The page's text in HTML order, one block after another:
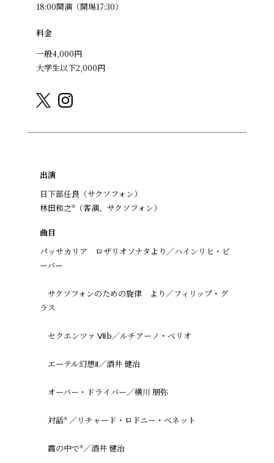
18:00開演（開場17:30）
料金
一般4,000円
大学生以下2,000円
出演
日下部任良（サクソフォン）
林田和之*（客演、サクソフォン）
曲目
パッサカリア ロザリオソナタより／ハインリヒ・ビ
ーバー
サクソフォンのための旋律 より／フィリップ・グ
ラス
セクエンツァ Ⅶb／ルチアーノ・ベリオ
エーテル幻想Ⅱ／酒井 健治
オーバー・ドライバー／横川 朋弥
対話* ／リチャード・ロドニー・ベネット
霞の中で*／酒井 健治